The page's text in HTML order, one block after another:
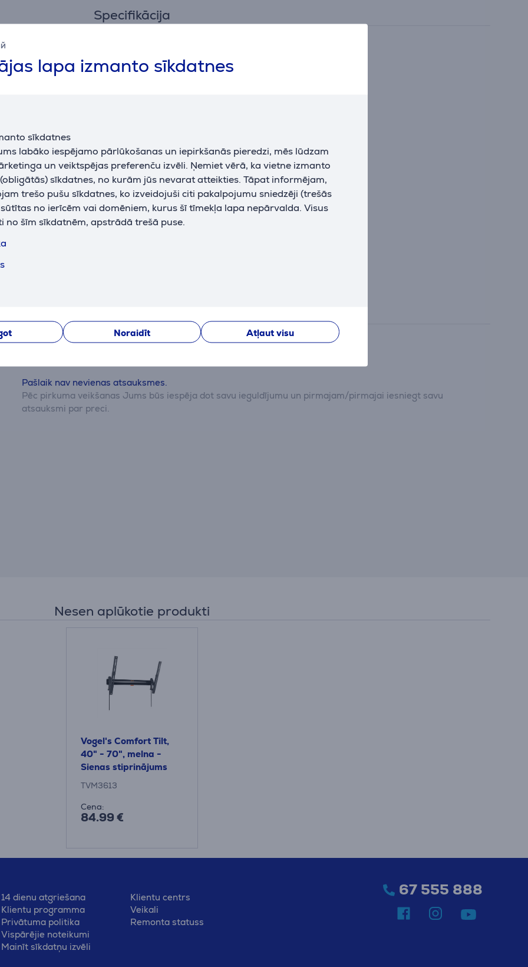
lapa izmanto sīkdatnes
sīkdatnes
labāko iespējamo pārlūkošanas un iepirkšanās pieredzi, mēs lūdzam
un veiktspējas preferenču izvēli. Ņemiet vērā, ka vietne izmanto
sīkdatnes, no kurām jūs nevarat atteikties. Tāpat informējam,
trešo pušu sīkdatnes, ko izveidojuši citi pakalpojumu sniedzēji (trešās
sūtītas no ierīcēm vai domēniem, kurus šī tīmekļa lapa nepārvalda. Visus
no šīm sīkdatnēm, apstrādā trešā puse.
Noraidīt Atļaut visu
Specifikācija
Vispārējais parametrs
Pašlaik nav nevienas atsauksmes.
Pēc pirkuma veikšanas Jums būs iespēja dot savu ieguldījumu un pirmajam/pirmajai iesniegt savu
atsauksmi par preci.
Nesen aplūkotie produkti
Vogel's Comfort Tilt,
40" - 70", melna -
Sienas stiprinājums
televizoriem
TVM3613
Cena:
84.99 €
14 dienu atgriešana
Klientu programma
Privātuma politika
Vispārējie noteikumi
Mainīt sīkdatņu izvēli
Klientu centrs
Veikali
Remonta statuss
67 555 888